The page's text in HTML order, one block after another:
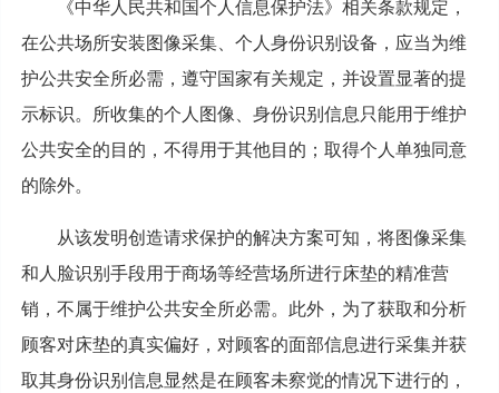
《中华人民共和国个人信息保护法》相关条款规定，
在公共场所安装图像采集、个人身份识别设备，应当为维
护公共安全所必需，遵守国家有关规定，并设置显著的提
示标识。所收集的个人图像、身份识别信息只能用于维护
公共安全的目的，不得用于其他目的；取得个人单独同意
的除外。
从该发明创造请求保护的解决方案可知，将图像采集
和人脸识别手段用于商场等经营场所进行床垫的精准营
销，不属于维护公共安全所必需。此外，为了获取和分析
顾客对床垫的真实偏好，对顾客的面部信息进行采集并获
取其身份识别信息显然是在顾客未察觉的情况下进行的，